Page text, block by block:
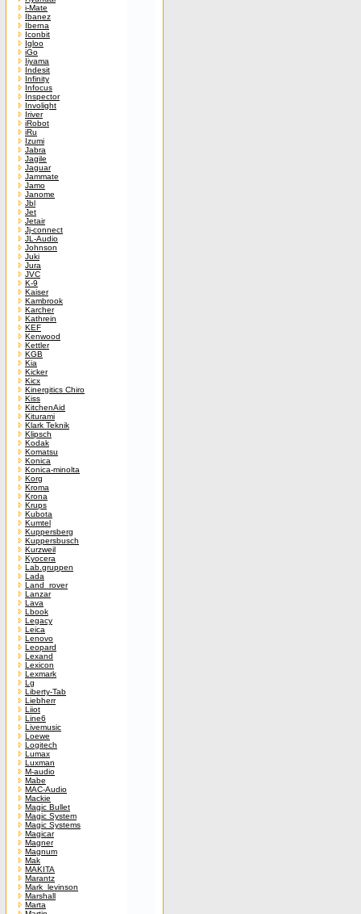
i-Mate
Ibanez
Iberna
Iconbit
Igloo
iGo
Iiyama
Indesit
Infinity
Infocus
Inspector
Involight
Iriver
iRobot
iRu
Izumi
Jabra
Jagile
Jaguar
Jammate
Jamo
Janome
Jbl
Jet
Jetair
Jj-connect
JL-Audio
Johnson
Juki
Jura
JVC
K-9
Kaiser
Kambrook
Karcher
Kathrein
KEF
Kenwood
Kettler
KGB
Kia
Kicker
Kicx
Kinergitics Chiro
Kiss
KitchenAid
Kiturami
Klark Teknik
Klipsch
Kodak
Komatsu
Konica
Konica-minolta
Korg
Kroma
Krona
Krups
Kubota
Kumtel
Kuppersberg
Kuppersbusch
Kurzweil
Kyocera
Lab.gruppen
Lada
Land_rover
Lanzar
Lava
Lbook
Legacy
Leica
Lenovo
Leopard
Lexand
Lexicon
Lexmark
Lg
Liberty-Tab
Liebherr
Liiot
Line6
Livemusic
Loewe
Logitech
Lumax
Luxman
M-audio
Mabe
MAC-Audio
Mackie
Magic Bullet
Magic System
Magic Systems
Magicar
Magner
Magnum
Mak
MAKITA
Marantz
Mark_levinson
Marshall
Marta